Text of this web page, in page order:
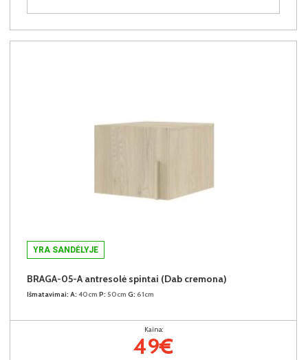
YRA SANDĖLYJE
BRAGA-05-A antresolė spintai (Dab cremona)
Išmatavimai: A: 40cm P: 50cm G: 61cm
Kaina:
49€